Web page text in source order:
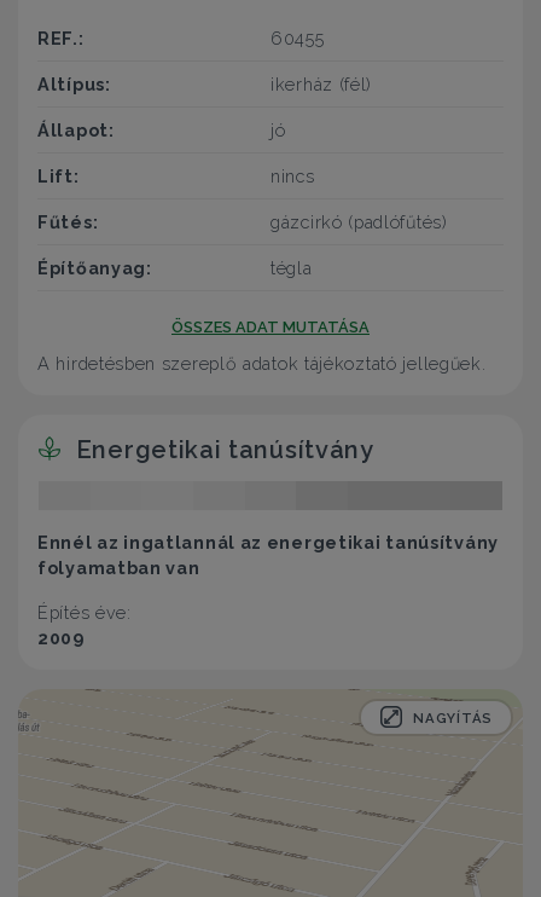
REF.: 60455
Altípus: ikerház (fél)
Állapot: jó
Lift: nincs
Fűtés: gázcirkó (padlófűtés)
Építőanyag: tégla
ÖSSZES ADAT MUTATÁSA
A hirdetésben szereplő adatok tájékoztató jellegűek.
Energetikai tanúsítvány
Ennél az ingatlannál az energetikai tanúsítvány
folyamatban van
Építés éve:
2009
NAGYÍTÁS